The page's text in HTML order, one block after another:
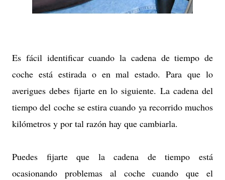
Es fácil identificar cuando la cadena de tiempo de
coche está estirada o en mal estado. Para que lo
averigues debes fijarte en lo siguiente. La cadena del
tiempo del coche se estira cuando ya recorrido muchos
kilómetros y por tal razón hay que cambiarla.
Puedes fijarte que la cadena de tiempo está
ocasionando problemas al coche cuando que el